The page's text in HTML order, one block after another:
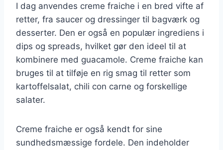
I dag anvendes creme fraiche i en bred vifte af
retter, fra saucer og dressinger til bagværk og
desserter. Den er også en populær ingrediens i
dips og spreads, hvilket gør den ideel til at
kombinere med guacamole. Creme fraiche kan
bruges til at tilføje en rig smag til retter som
kartoffelsalat, chili con carne og forskellige
salater.
Creme fraiche er også kendt for sine
sundhedsmæssige fordele. Den indeholder